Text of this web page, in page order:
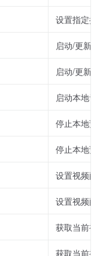
设置指定推
启动/更新
启动/更新
启动本地音
停止本地预
停止本地预
设置视频配
设置视频配
获取当前视
获取当前视